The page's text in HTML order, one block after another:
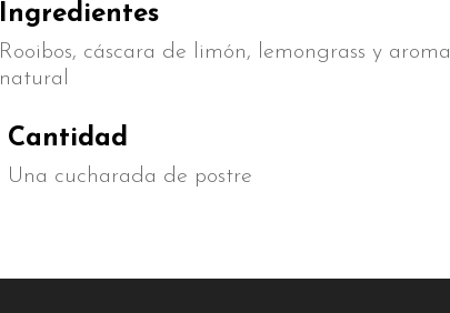
Ingredientes
Rooibos, cáscara de limón, lemongrass y aroma
natural
Cantidad
Una cucharada de postre